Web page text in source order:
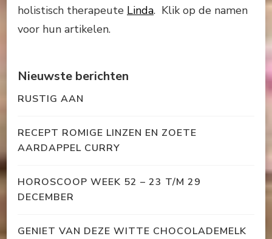
holistisch therapeute Linda. Klik op de namen
voor hun artikelen.
Nieuwste berichten
RUSTIG AAN
RECEPT ROMIGE LINZEN EN ZOETE
AARDAPPEL CURRY
HOROSCOOP WEEK 52 – 23 T/M 29
DECEMBER
GENIET VAN DEZE WITTE CHOCOLADEMELK